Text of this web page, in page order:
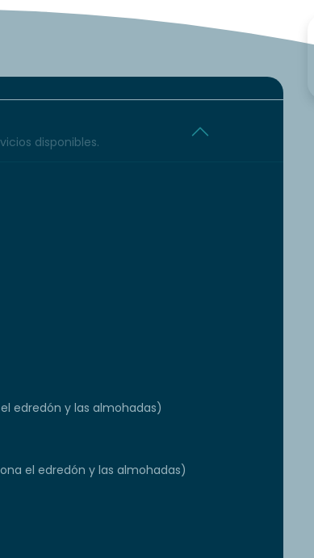
disponibles.
edredón y las almohadas)
el edredón y las almohadas)